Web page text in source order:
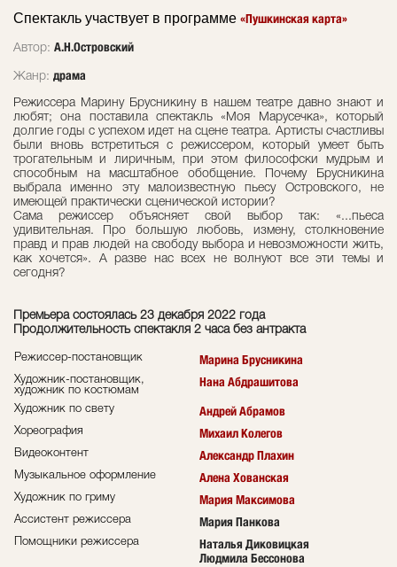
Спектакль участвует в программе «Пушкинская карта»
Автор: А.Н.Островский
Жанр: драма
Режиссера Марину Брусникину в нашем театре давно знают и
любят; она поставила спектакль «Моя Марусечка», который
долгие годы с успехом идет на сцене театра. Артисты счастливы
были вновь встретиться с режиссером, который умеет быть
трогательным и лиричным, при этом философски мудрым и
способным на масштабное обобщение. Почему Брусникина
выбрала именно эту малоизвестную пьесу Островского, не
имеющей практически сценической истории?
Сама режиссер объясняет свой выбор так: «...пьеса
удивительная. Про большую любовь, измену, столкновение
правд и прав людей на свободу выбора и невозможности жить,
как хочется». А разве нас всех не волнуют все эти темы и
сегодня?
Премьера состоялась 23 декабря 2022 года
Продолжительность спектакля 2 часа без антракта
Режиссер-постановщик Марина Брусникина
Художник-постановщик,
художник по костюмам
Нана Абдрашитова
Художник по свету Андрей Абрамов
Хореография Михаил Колегов
Видеоконтент Александр Плахин
Музыкальное оформление Алена Хованская
Художник по гриму Мария Максимова
Ассистент режиссера Мария Панкова
Помощники режиссера
Наталья Диковицкая
Людмила Бессонова